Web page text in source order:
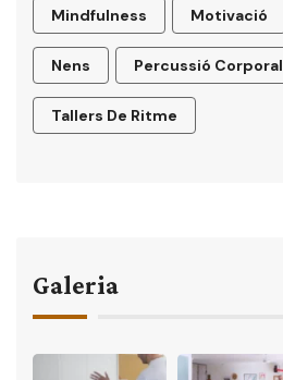
Mindfulness Motivació
Nens Percussió Corporal
Tallers De Ritme
Galeria